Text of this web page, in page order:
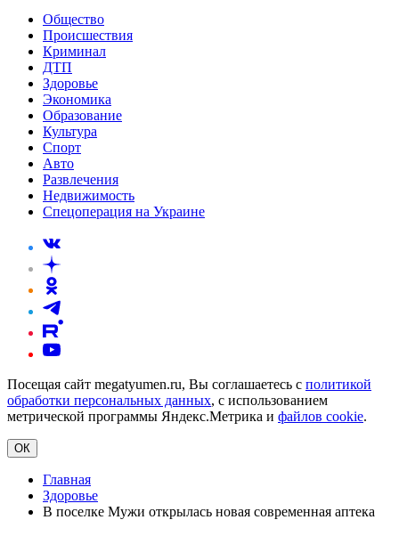
Общество
Происшествия
Криминал
ДТП
Здоровье
Экономика
Образование
Культура
Спорт
Авто
Развлечения
Недвижимость
Спецоперация на Украине
Посещая сайт megatyumen.ru, Вы соглашаетесь с политикой
обработки персональных данных, с использованием
метрической программы Яндекс.Метрика и файлов cookie.
ОК
Главная
Здоровье
В поселке Мужи открылась новая современная аптека